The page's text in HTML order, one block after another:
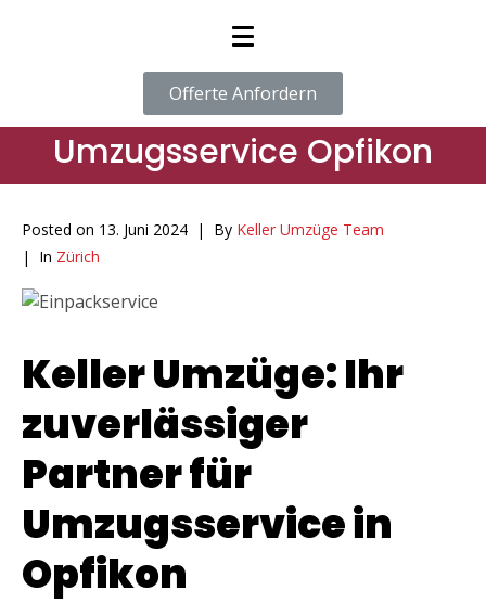
Offerte Anfordern
Umzugsservice Opfikon
Posted on 13. Juni 2024 By Keller Umzüge Team
In Zürich
Keller Umzüge: Ihr
zuverlässiger
Partner für
Umzugsservice in
Opfikon